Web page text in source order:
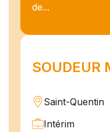
de...
SOUDEUR
Saint-Quentin
Intérim